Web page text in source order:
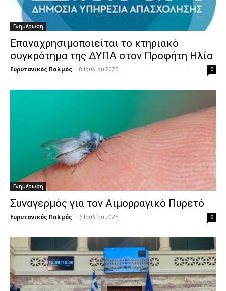
Ενημέρωση
Επαναχρησιμοποιείται το κτηριακό
συγκρότημα της ΔΥΠΑ στον Προφήτη Ηλία
Ευρυτανικός Παλμός - 8 Ιουλίου 2025 0
Ενημέρωση
Συναγερμός για τον Αιμορραγικό Πυρετό
Ευρυτανικός Παλμός - 6 Ιουλίου 2025 0